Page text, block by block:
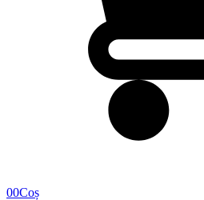
00Coș